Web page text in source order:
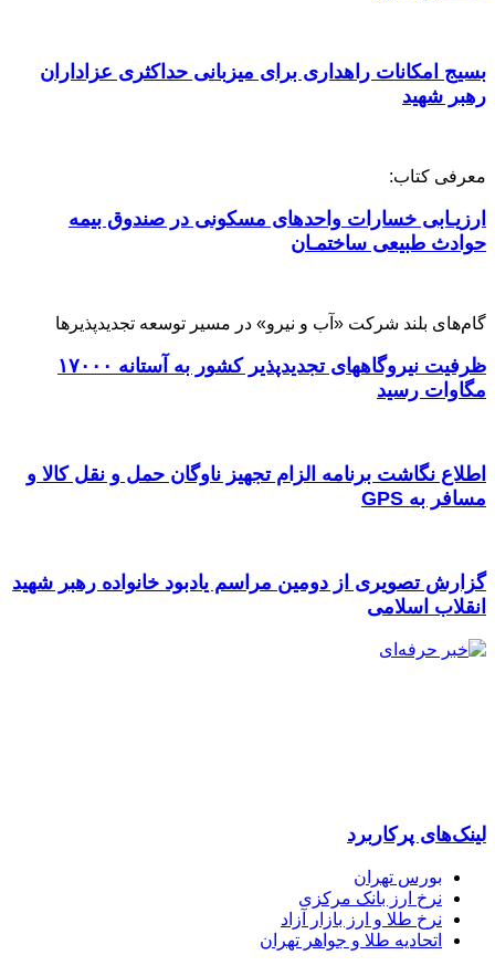
بسیج امکانات راهداری برای میزبانی حداکثری عزاداران
رهبر شهید
معرفی کتاب:
ارزیـابی خسارات واحدهای مسکونی در صندوق بیمه
حوادث طبیعی ساختمـان
گام‌های بلند شرکت «آب و نیرو» در مسیر توسعه تجدیدپذیرها
ظرفیت نیروگاههای تجدیدپذیر کشور به آستانه ۱۷۰۰۰
مگاوات رسید
اطلاع نگاشت برنامه الزام تجهیز ناوگان حمل و نقل کالا و
مسافر به GPS
گزارش تصویری از دومین مراسم یادبود خانواده رهبر شهید
انقلاب اسلامی
لینک‌های پرکاربرد
بورس تهران
نرخ ارز بانک مرکزی
نرخ طلا و ارز بازار آزاد
اتحادیه طلا و جواهر تهران